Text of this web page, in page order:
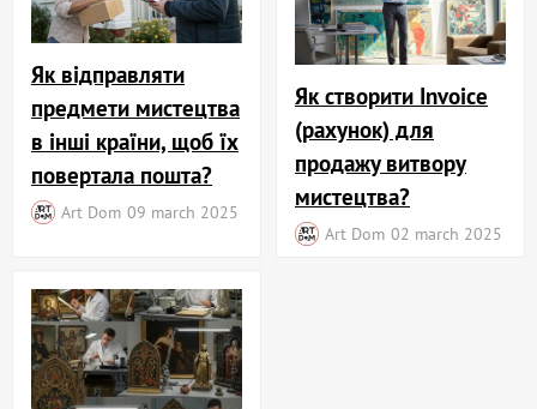
Як відправляти
предмети мистецтва
в інші країни, щоб їх
повертала пошта?
Art Dom 09 march 2025
Як створити Invoice
(рахунок) для
продажу витвору
мистецтва?
Art Dom 02 march 2025